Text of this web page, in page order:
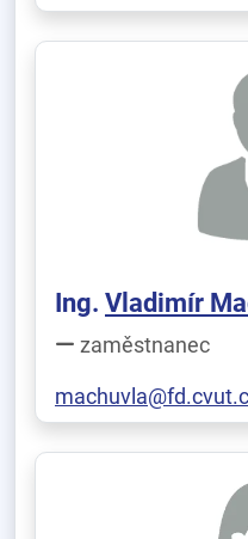
Ing. Vladimír
zaměstnanec